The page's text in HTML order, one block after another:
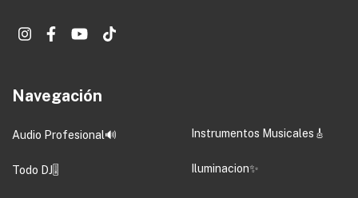
Navegación
Audio Profesional🔊 Instrumentos Musicales🎸
Todo DJ🎚️ Iluminacion✨